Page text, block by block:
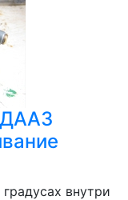
внутри